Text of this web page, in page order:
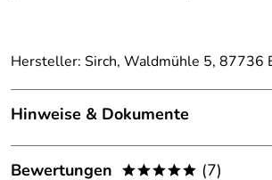
Hersteller: Sirch, Waldmühle 5, 87736
Hinweise & Dokumente
Dokumente zum Download:
Bewertungen ***** (7)